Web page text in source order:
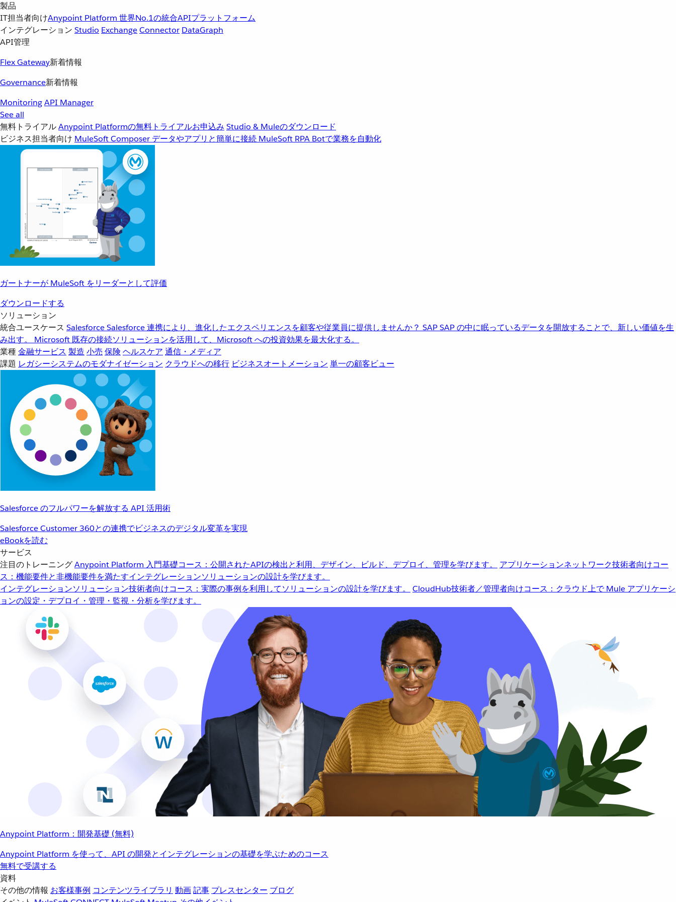
製品
IT担当者向けAnypoint Platform 世界No.1の統合APIプラットフォーム
インテグレーション Studio ExchangeConnector DataGraph
API管理
Flex Gateway新着情報
Governance新着情報
MonitoringAPI Manager
See all
無料トライアルAnypoint Platformの無料トライアルお申込み Studio & Muleのダウンロード
ビジネス担当者向け MuleSoft Composer データやアプリと簡単に接続 MuleSoft RPA Botで業務を自動化
ガートナーが MuleSoft をリーダーとして評価
ダウンロードする
ソリューション
統合ユースケース SalesforceSalesforce 連携により、進化したエクスペリエンスを顧客や従業員に提供しませんか？ SAPSAP の中に眠っているデータを開放することで、新しい価値を生
み出す。
Microsoft 既存の接続ソリューションを活用して、Microsoft への投資効果を最大化する。
業種金融サービス 製造 小売 保険 ヘルスケア 通信・メディア
課題 レガシーシステムのモダナイゼーション クラウドへの移行 ビジネスオートメーション 単一の顧客ビュー
Salesforce のフルパワーを解放する API 活用術
Salesforce Customer 360との連携でビジネスのデジタル変革を実現
eBookを読む
サービス
注目のトレーニングAnypoint Platform 入門基礎コース：公開されたAPIの検出と利用、デザイン、ビルド、デプロイ、管理を学びます。 アプリケーションネットワーク技術者向けコー
ス：機能要件と非機能要件を満たすインテグレーションソリューションの設計を学びます。
インテグレーションソリューション技術者向けコース：実際の事例を利用してソリューションの設計を学びます。 CloudHub技術者／管理者向けコース：クラウド上で Mule アプリケーシ
ョンの設定・デプロイ・管理・監視・分析を学びます。
Anypoint Platform：開発基礎 (無料)
Anypoint Platform を使って、API の開発とインテグレーションの基礎を学ぶためのコース
無料で受講する
資料
その他の情報 お客様事例 コンテンツライブラリ 動画記事 プレスセンター ブログ